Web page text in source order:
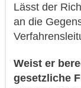
Lässt der
an die
Weist er
gesetzliche